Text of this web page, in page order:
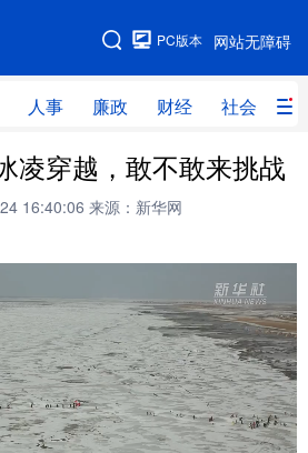
网站无障碍
PC版本
人事 廉政 财经 社会 科
网站地图
闻 时政 人事
社会
健康 旅游
直播 无人机
河北 山西
凌穿越，敢不敢来挑战
16:40:06 来源：新华网